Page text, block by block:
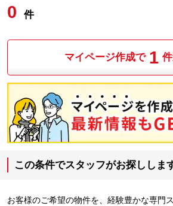
0 件
マイページ作成で 1
この条件でスタッフがお探ししま
お客様のご希望の物件を、経験豊かな専門